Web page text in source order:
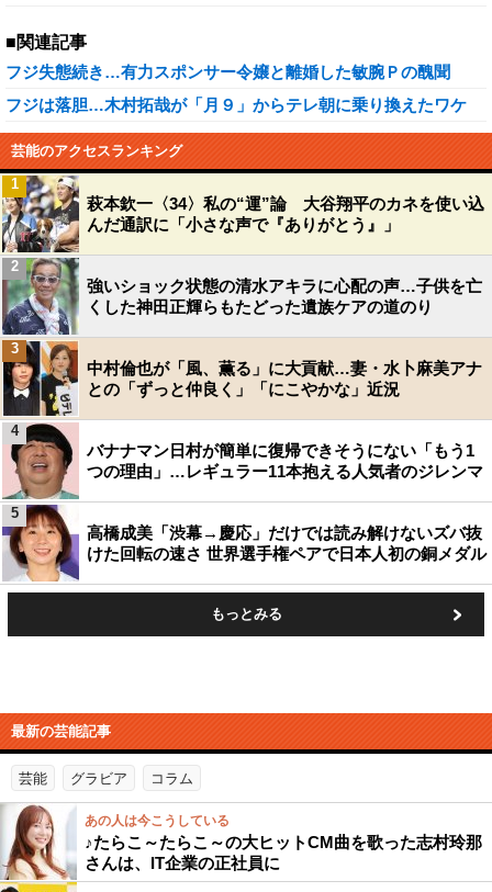
■関連記事
フジ失態続き…有力スポンサー令嬢と離婚した敏腕Ｐの醜聞
フジは落胆…木村拓哉が「月９」からテレ朝に乗り換えたワケ
芸能のアクセスランキング
萩本欽一〈34〉私の“運”論 大谷翔平のカネを使い込
んだ通訳に「小さな声で『ありがとう』」
1
強いショック状態の清水アキラに心配の声…子供を亡
くした神田正輝らもたどった遺族ケアの道のり
2
中村倫也が「風、薫る」に大貢献…妻・水卜麻美アナ
との「ずっと仲良く」「にこやかな」近況
3
バナナマン日村が簡単に復帰できそうにない「もう1
つの理由」…レギュラー11本抱える人気者のジレンマ
4
高橋成美「渋幕→慶応」だけでは読み解けないズバ抜
けた回転の速さ 世界選手権ペアで日本人初の銅メダル
5
もっとみる
最新の芸能記事
芸能 グラビア コラム
あの人は今こうしている
♪たらこ～たらこ～の大ヒットCM曲を歌った志村玲那
さんは、IT企業の正社員に